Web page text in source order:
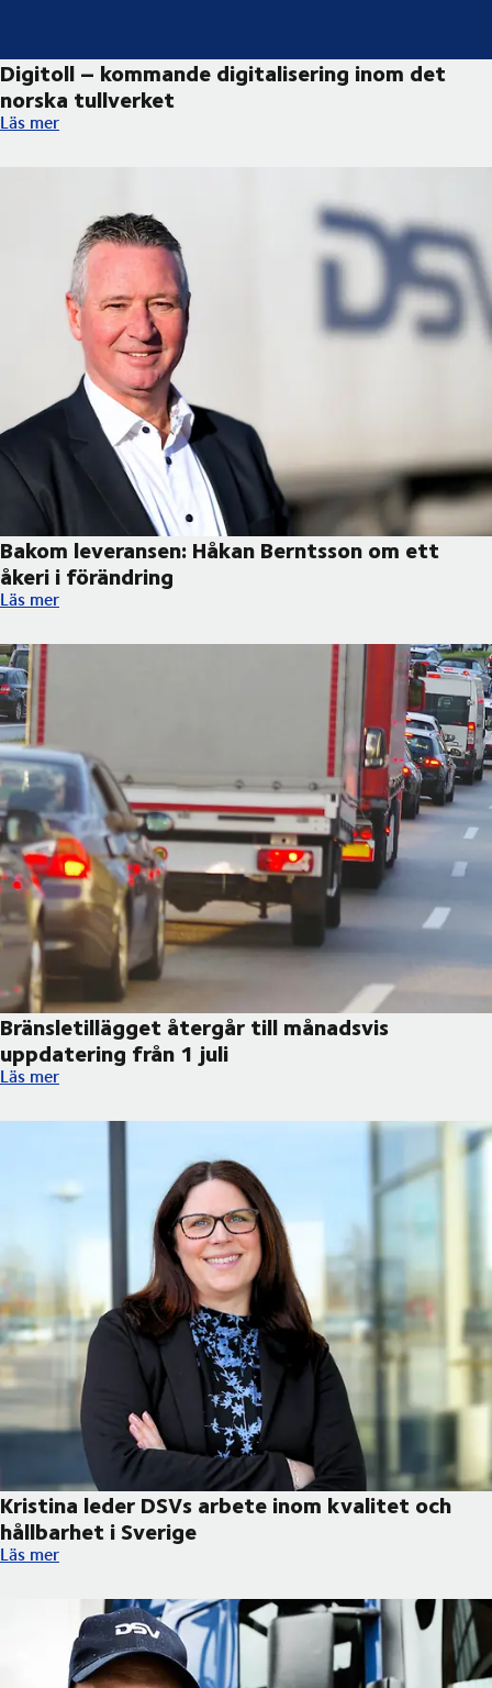
Digitoll – kommande digitalisering inom det
norska tullverket ​
Digitoll – kommande digitalisering inom det norska tullverket ​
Läs mer
Bakom leveransen: Håkan Berntsson om ett
åkeri i förändring
Bakom leveransen: Håkan Berntsson om ett åkeri i förändring
Läs mer
Bränsletillägget återgår till månadsvis
uppdatering från 1 juli
Bränsletillägget återgår till månadsvis uppdatering från 1 juli
Läs mer
Kristina leder DSVs arbete inom kvalitet och
hållbarhet i Sverige
Kristina leder DSVs arbete inom kvalitet och hållbarhet i
Läs mer